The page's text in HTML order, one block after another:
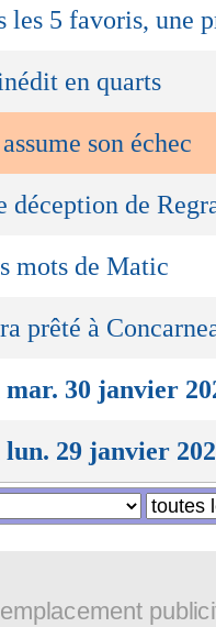
les 5 favoris, une
en quarts
son échec
déception de
mots de Matic
prêté à
30 janvier
lun. 29 janvier
emplacement